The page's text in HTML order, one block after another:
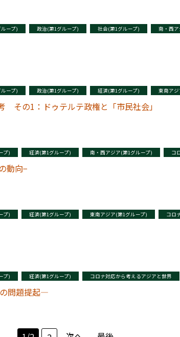
ープ) 政治(第1グループ) 社会(第1グループ) 南・西
ープ) 政治(第1グループ) 経済(第1グループ) 東南ア
その1：ドゥテルテ政権と「市民社会」
プ) 経済(第1グループ) 南・西アジア(第1グループ) コ
動向−
プ) 経済(第1グループ) 東南アジア(第1グループ) コロ
プ) 経済(第1グループ) コロナ対応から考えるアジアと世界
問題提起―